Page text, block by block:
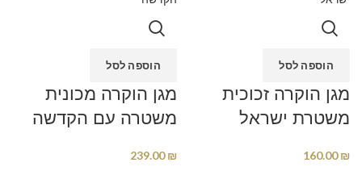
הוספה לסל
מגן הוקרה זכוכית
משטרת ישראל
160.00₪
הוספה לסל
מגן הוקרה מכונית
משטרה עם הקדשה
239.00₪